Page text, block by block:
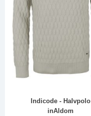
Indicode - Halvpolo
inAldom